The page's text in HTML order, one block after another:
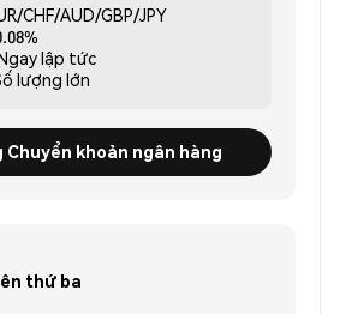
CHF/AUD/GBP/JPY
lập tức
lượng lớn
Chuyển khoản ngân hàng
thứ ba